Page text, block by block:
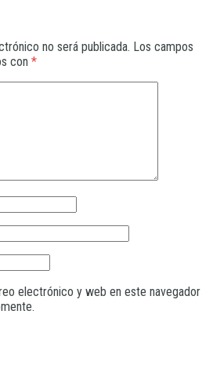
no será publicada. Los campos
con *
electrónico y web en este navegador